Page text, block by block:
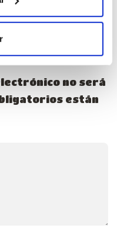
no será
están